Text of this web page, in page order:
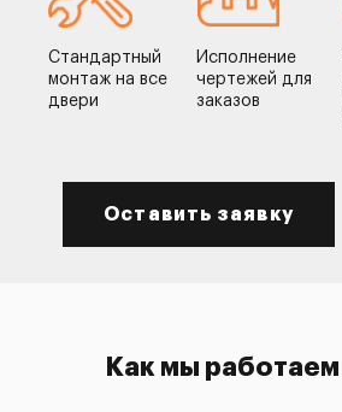
Стандартный
монтаж на все
двери
Исполнение
чертежей для
заказов
Оставить заявку
Как мы работаем